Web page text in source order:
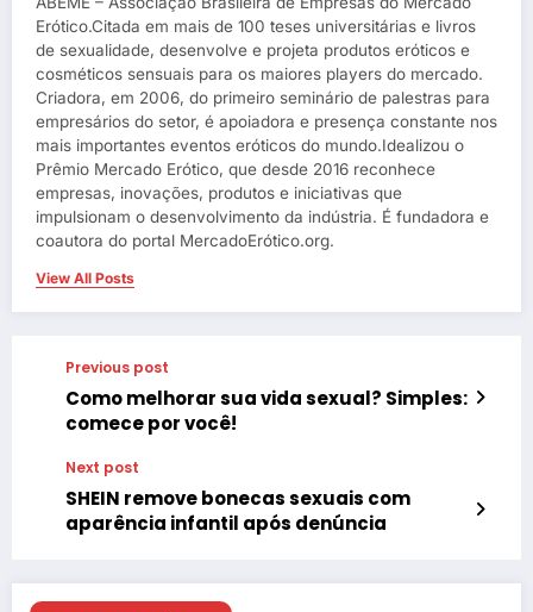
Erótico.Citada em mais de 100 teses universitárias e livros
de sexualidade, desenvolve e projeta produtos eróticos e
cosméticos sensuais para os maiores players do mercado.
Criadora, em 2006, do primeiro seminário de palestras para
empresários do setor, é apoiadora e presença constante nos
mais importantes eventos eróticos do mundo.Idealizou o
Prêmio Mercado Erótico, que desde 2016 reconhece
empresas, inovações, produtos e iniciativas que
impulsionam o desenvolvimento da indústria. É fundadora e
coautora do portal MercadoErótico.org.
View All Posts
Previous post
Como melhorar sua vida sexual? Simples:
comece por você!
Next post
SHEIN remove bonecas sexuais com
aparência infantil após denúncia